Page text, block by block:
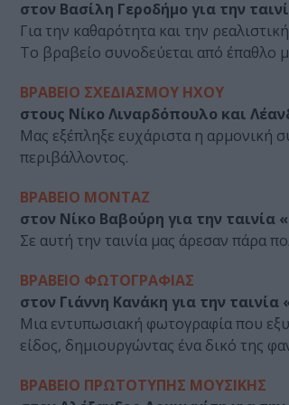
στον Βασίλη Γεροδήμο για την
Για την καθαρότητα και την
Το βραβείο συνοδεύεται από έπαθλο
ΒΡΑΒΕΙΟ ΣΧΕΔΙΑΣΜΟΥ ΗΧΟΥ
στους Νίκο Λιναρδόπουλο και
Μας εξέπληξε ευχάριστα η αρμονική
περιβάλλοντος.
ΒΡΑΒΕΙΟ ΜΟΝΤΑΖ
στον Νίκο Βαβούρη για την ταινία
Σε αυτή την ταινία μας άρεσαν πάρα
ΒΡΑΒΕΙΟ ΦΩΤΟΓΡΑΦΙΑΣ
στον Γιάννη Κανάκη για την
Μια εντυπωσιακή φωτογραφία που
είδος, δημιουργώντας ένα δικό της
ΒΡΑΒΕΙΟ ΠΡΩΤΟΤΥΠΗΣ ΜΟΥΣΙΚΗΣ